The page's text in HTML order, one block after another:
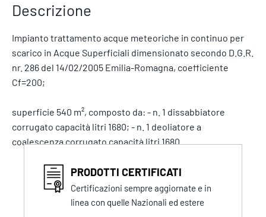
Descrizione
Impianto trattamento acque meteoriche in continuo per
scarico in Acque Superficiali dimensionato secondo D.G.R.
nr. 286 del 14/02/2005 Emilia-Romagna, coefficiente
Cf=200;
superficie 540 m², composto da: - n. 1 dissabbiatore
corrugato capacità litri 1680; - n. 1 deoliatore a
coalescenza corrugato capacità litri 1680.
PRODOTTI CERTIFICATI
Certificazioni sempre aggiornate e in
linea con quelle Nazionali ed estere